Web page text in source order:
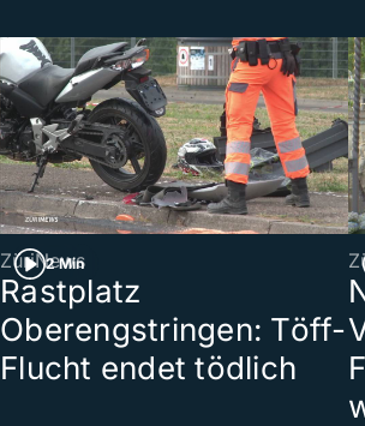
2 Min
ZüriNews
Rastplatz
Oberengstringen: Töff-
Flucht endet tödlich